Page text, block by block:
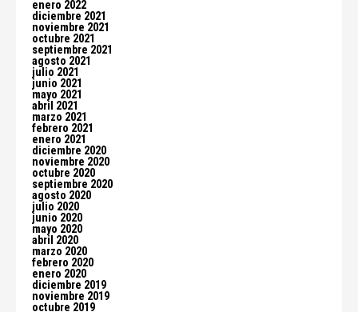
enero 2022
diciembre 2021
noviembre 2021
octubre 2021
septiembre 2021
agosto 2021
julio 2021
junio 2021
mayo 2021
abril 2021
marzo 2021
febrero 2021
enero 2021
diciembre 2020
noviembre 2020
octubre 2020
septiembre 2020
agosto 2020
julio 2020
junio 2020
mayo 2020
abril 2020
marzo 2020
febrero 2020
enero 2020
diciembre 2019
noviembre 2019
octubre 2019